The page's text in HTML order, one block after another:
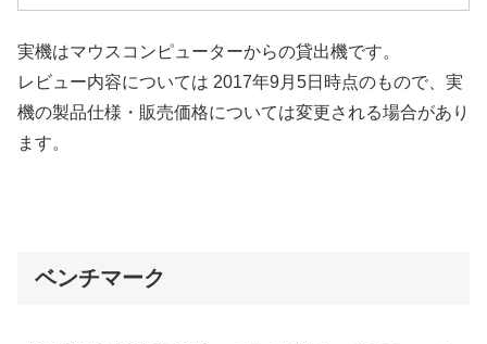
実機はマウスコンピューターからの貸出機です。
レビュー内容については 2017年9月5日時点のもので、実
機の製品仕様・販売価格については変更される場合があり
ます。
ベンチマーク